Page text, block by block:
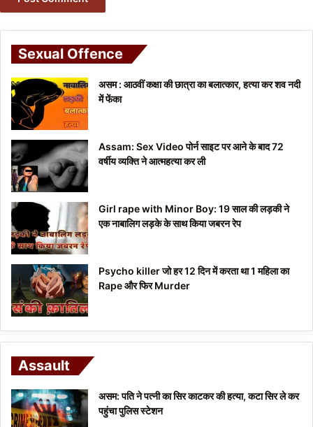
Sexual Offence
असम : आठवीं कक्षा की छात्रा का बलात्कार, हत्या कर शव नदी
में फेंका
Assam: Sex Video पोर्न साइट पर आने के बाद 72
वर्षीय व्यक्ति ने आत्महत्या कर ली
Girl rape with Minor Boy: 19 साल की लड़की ने
एक नाबालिग लड़के के साथ किया जबरन रेप
Psycho killer जो हर 12 दिन में करता था 1 महिला का
Rape और फिर Murder
Assault
असम: पति ने पत्नी का सिर काटकर की हत्या, कटा सिर ले कर
पहुंचा पुलिस स्टेशन